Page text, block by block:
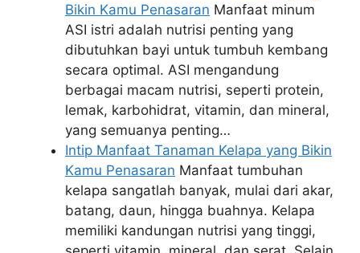
Bikin Kamu Penasaran Manfaat minum
ASI istri adalah nutrisi penting yang
dibutuhkan bayi untuk tumbuh kembang
secara optimal. ASI mengandung
berbagai macam nutrisi, seperti protein,
lemak, karbohidrat, vitamin, dan mineral,
yang semuanya penting…
Intip Manfaat Tanaman Kelapa yang Bikin
Kamu Penasaran Manfaat tumbuhan
kelapa sangatlah banyak, mulai dari akar,
batang, daun, hingga buahnya. Kelapa
memiliki kandungan nutrisi yang tinggi,